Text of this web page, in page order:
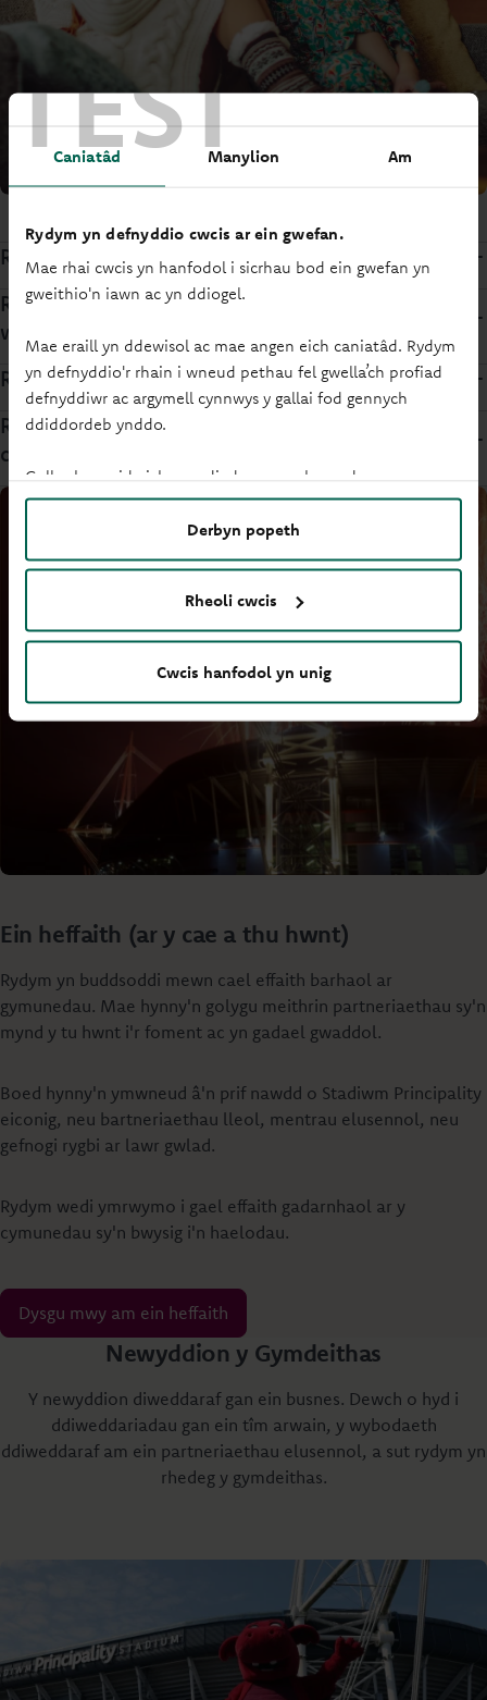
TEST
Caniatâd Manylion Am
Rydym yn defnyddio cwcis ar ein gwefan.
Mae rhai cwcis yn hanfodol i sicrhau bod ein gwefan yn
gweithio'n iawn ac yn ddiogel.
Mae eraill yn ddewisol ac mae angen eich caniatâd. Rydym
yn defnyddio'r rhain i wneud pethau fel gwella’ch profiad
defnyddiwr ac argymell cynnwys y gallai fod gennych
ddiddordeb ynddo.
Gallwch newid eich gosodiadau ar unrhyw adeg.
Derbyn popeth
Rheoli cwcis
Cwcis hanfodol yn unig
Rydym am i chi gael dweud eich dweud
Rydym yn eich trin yn deg ym mhopeth a
wnawn.
Rydym yn diogelu'ch arian
Rydym yn ailfuddsoddi ein helw ar eich cyfer
chi.
Ein heffaith (ar y cae a thu hwnt)
Rydym yn buddsoddi mewn cael effaith barhaol ar
gymunedau. Mae hynny'n golygu meithrin partneriaethau sy'n
mynd y tu hwnt i'r foment ac yn gadael gwaddol.
Boed hynny'n ymwneud â'n prif nawdd o Stadiwm Principality
eiconig, neu bartneriaethau lleol, mentrau elusennol, neu
gefnogi rygbi ar lawr gwlad.
Rydym wedi ymrwymo i gael effaith gadarnhaol ar y
cymunedau sy'n bwysig i'n haelodau.
Dysgu mwy am ein heffaith
Newyddion y Gymdeithas
Y newyddion diweddaraf gan ein busnes. Dewch o hyd i
ddiweddariadau gan ein tîm arwain, y wybodaeth
ddiweddaraf am ein partneriaethau elusennol, a sut rydym yn
rhedeg y gymdeithas.